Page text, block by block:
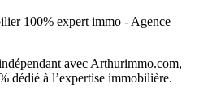
100% expert immo - Agence
avec Arthurimmo.com,
dédié à l’expertise immobilière.